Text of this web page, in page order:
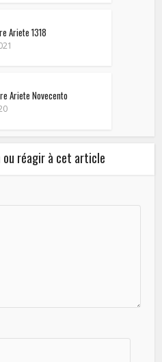
Ariete 1318
Ariete Novecento
ou réagir à cet article